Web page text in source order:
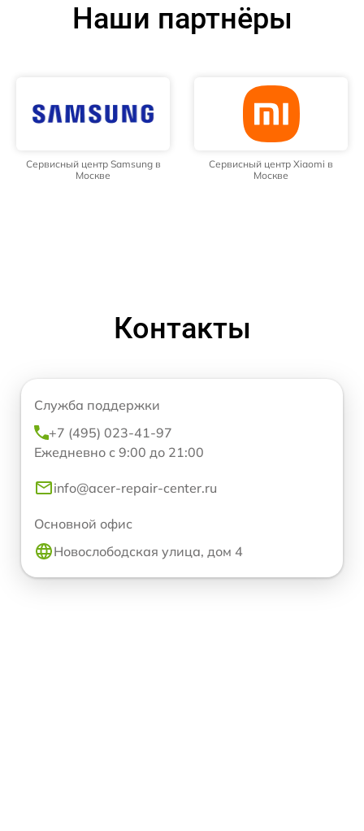
Наши партнёры
Сервисный центр Samsung в
Москве
Сервисный центр Xiaomi в
Москве
Контакты
Служба поддержки
+7 (495) 023-41-97
Ежедневно с 9:00 до 21:00
info@acer-repair-center.ru
Основной офис
Новослободская улица, дом 4